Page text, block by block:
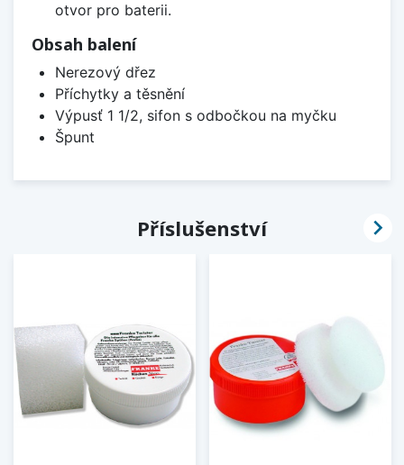
otvor pro baterii.
Obsah balení
Nerezový dřez
Příchytky a těsnění
Výpusť 1 1/2, sifon s odbočkou na myčku
Špunt
Příslušenství 